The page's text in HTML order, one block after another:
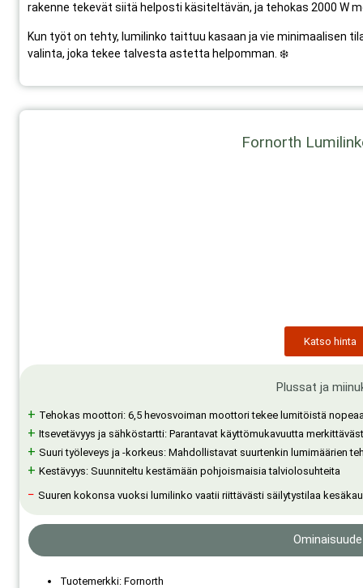
rakenne tekevät siitä helposti käsiteltävän, ja tehokas 2000 W
Kun työt on tehty, lumilinko taittuu kasaan ja vie minimaalisen
valinta, joka tekee talvesta astetta helpomman. ❄️
Fornorth
Katso hinta
Plussat ja
+ Tehokas moottori: 6,5 hevosvoiman moottori tekee lumitöistä
+ Itsevetävyys ja sähköstartti: Parantavat käyttömukavuutta
+ Suuri työleveys ja -korkeus: Mahdollistavat suurtenkin lumimäärien
+ Kestävyys: Suunniteltu kestämään pohjoismaisia talviolosuhteita
− Suuren kokonsa vuoksi lumilinko vaatii riittävästi säilytystilaa
Tuotemerkki: Fornorth